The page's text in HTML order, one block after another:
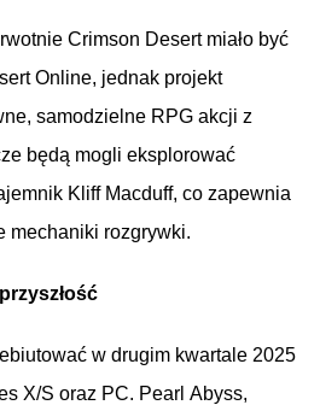
Crimson Desert miało być
Online, jednak projekt
, samodzielne RPG akcji z
będą mogli eksplorować
Kliff Macduff, co zapewnia
mechaniki rozgrywki.
przyszłość
w drugim kwartale 2025
X/S oraz PC. Pearl Abyss,